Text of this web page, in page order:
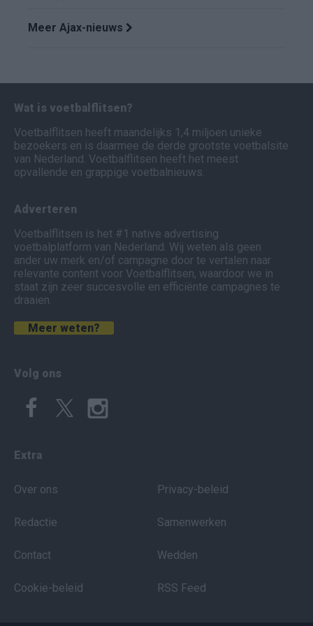
Meer Ajax-nieuws
Wat is voetbalflitsen?
Voetbalflitsen heeft maandelijks 1,4 miljoen unieke
bezoekers en is daarmee de derde grootste voetbalsite
van Nederland. Voetbalflitsen heeft het meest
opvallende en grappige voetbalnieuws.
Adverteren
Voetbalflitsen is het #1 native advertising
voetbalplatform van Nederland. Wij weten als geen
ander uw merk en/of campagne door te vertalen naar
relevante content voor Voetbalflitsen, waardoor we in
staat zijn zeer succesvolle en efficiënte campagnes te
draaien.
Meer weten?
Volg ons
Extra
Over ons
Redactie
Contact
Cookie-beleid
Privacy-beleid
Samenwerken
Wedden
RSS Feed